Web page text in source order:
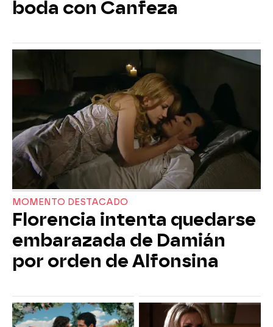
boda con Canfeza
MOMENTO DESTACADO
Florencia intenta quedarse
embarazada de Damián
por orden de Alfonsina